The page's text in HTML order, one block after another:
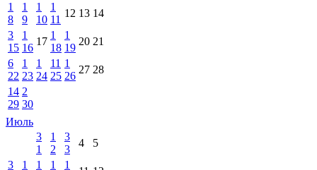
1
8
1
9
1
10
1
11
12 13 14
3
15
1
16
17
1
18
1
19
20 21
6
22
1
23
1
24
11
25
1
26
27 28
14
29
2
30
Июль
3
1
1
2
3
3
4
5
3
1
1
1
1